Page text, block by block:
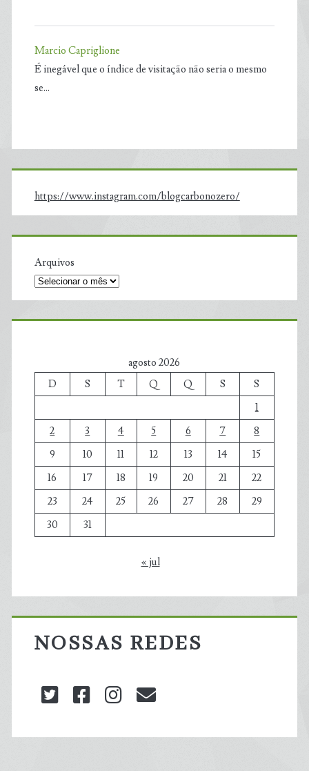
Marcio Capriglione
É inegável que o índice de visitação não seria o mesmo
se…
https://www.instagram.com/blogcarbonozero/
Arquivos
agosto 2026
D
S T Q Q S
S
1
2
3 4 5 6 7
8
9
10 11 12 13 14
15
16
17 18 19 20 21
22
23
24 25 26 27 28
29
30
31
« jul
NOSSAS REDES
twitterfacebookinstagram